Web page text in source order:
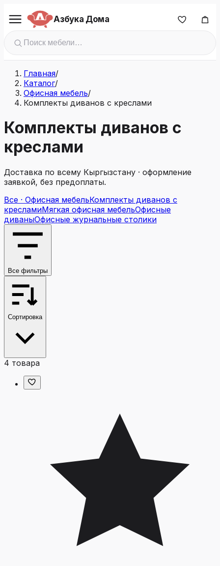
Азбука Дома
Главная/
Каталог/
Офисная мебель/
Комплекты диванов с креслами
Комплекты диванов с
креслами
Доставка по всему Кыргызстану · оформление
заявкой, без предоплаты.
Все · Офисная мебельКомплекты диванов с
кресламиМягкая офисная мебельОфисные
диваныОфисные журнальные столики
Все фильтры
Сортировка
4 товара